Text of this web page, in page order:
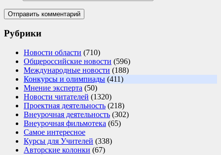
Рубрики
Новости области (710)
Общероссийские новости (596)
Международные новости (188)
Конкурсы и олимпиады (411)
Мнение эксперта (50)
Новости читателей (1320)
Проектная деятельность (218)
Внеурочная деятельность (302)
Внеурочная фильмотека (65)
Самое интересное
Курсы для Учителей (338)
Авторские колонки (67)